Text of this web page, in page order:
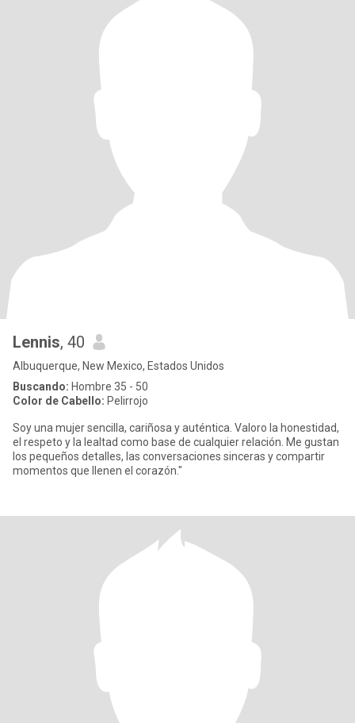
Lennis, 40
Albuquerque, New Mexico, Estados Unidos
Buscando: Hombre 35 - 50
Color de Cabello: Pelirrojo
Soy una mujer sencilla, cariñosa y auténtica. Valoro la honestidad,
el respeto y la lealtad como base de cualquier relación. Me gustan
los pequeños detalles, las conversaciones sinceras y compartir
momentos que llenen el corazón."